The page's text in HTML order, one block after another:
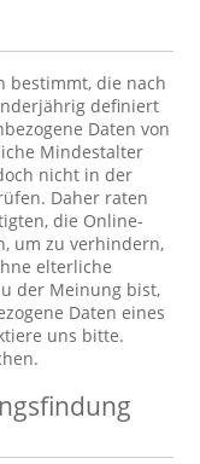
bestimmt, die nach
definiert
Daten von
Mindestalter
nicht in der
Daher raten
die Online-
um zu verhindern,
elterliche
der Meinung bist,
Daten eines
uns bitte.